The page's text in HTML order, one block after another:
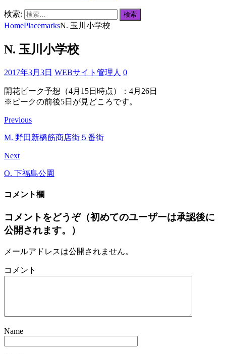
検索:
HomePlacemarksN. 玉川小学校
N. 玉川小学校
2017年3月3日 WEBサイト管理人 0
開花ピーク予想（4月15日時点）：4月26日
※ピークの前後5日が見どころです。
Previous
M. 野田新橋筋商店街５番街
Next
O. 下福島公園
コメント欄
コメントをどうぞ（初めてのユーザーは承認後に
公開されます。）
メールアドレスは公開されません。
コメント
Name